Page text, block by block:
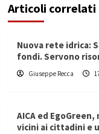
Articoli correlati
Nuova rete idrica:
fondi. Servono
Giuseppe Recca
AICA ed
vicini ai cittadini e